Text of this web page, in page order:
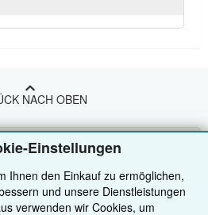
Einstellungen
Ihnen den Einkauf zu ermöglichen,
und unsere Dienstleistungen
verwenden wir Cookies, um
NACH OBEN